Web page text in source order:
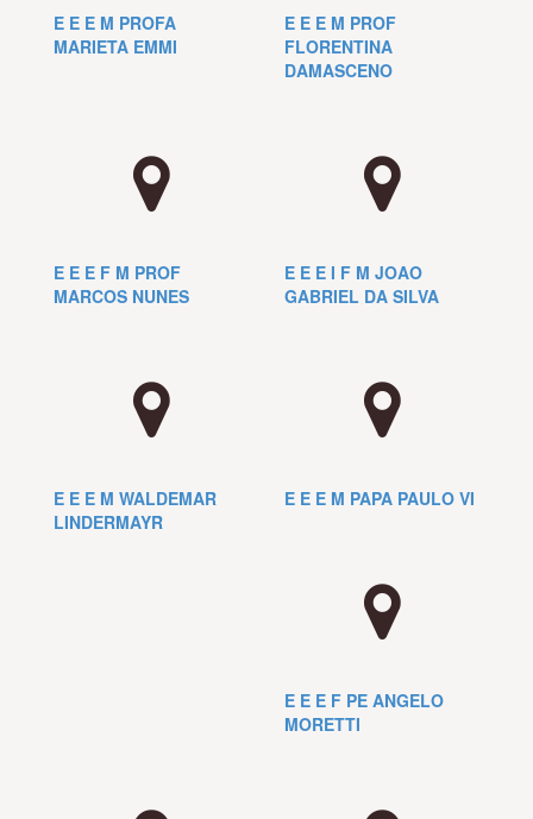
E E E M PROFA
MARIETA EMMI
E E E M PROF
FLORENTINA
DAMASCENO
E E E F M PROF
MARCOS NUNES
E E E I F M JOAO
GABRIEL DA SILVA
E E E M WALDEMAR
LINDERMAYR
E E E M PAPA PAULO VI
E E E F PE ANGELO
MORETTI